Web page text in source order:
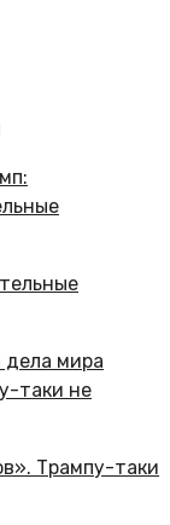
Трампу-таки